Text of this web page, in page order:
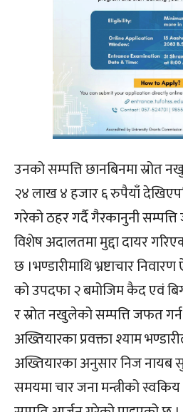
उनको सम्पत्ति छानबिनमा स्रोत
२४ लाख ४ हजार ६ रुपैयाँ
गरेको ठहर गर्दै गैरकानुनी
विशेष अदालतमा मुद्दा दायर
छ ।भण्डारीमाथि भ्रष्टाचार
को उपदफा २ बमोजिम कैद एवं
र स्रोत नखुलेको सम्पत्ति जफत
अख्तियारका प्रवक्ता श्याम
अख्तियारका अनुसार निज नायब
समयमा चार जना मन्त्रीको